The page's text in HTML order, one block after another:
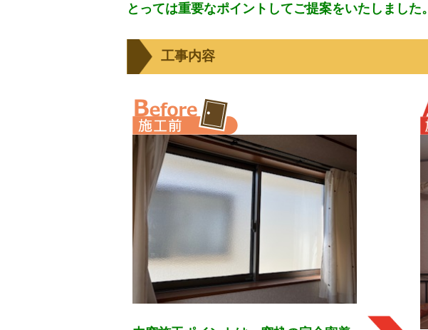
とっては重要なポイントしてご提案をいたしました。
工事内容